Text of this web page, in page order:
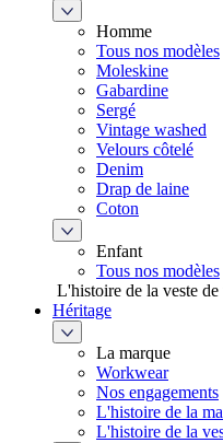
Homme
Tous nos modèles
Moleskine
Gabardine
Sergé
Vintage washed
Velours côtelé
Denim
Drap de laine
Coton
Enfant
Tous nos modèles
L'histoire de la veste de
Héritage
La marque
Workwear
Nos engagements
L'histoire de la
L'histoire de la